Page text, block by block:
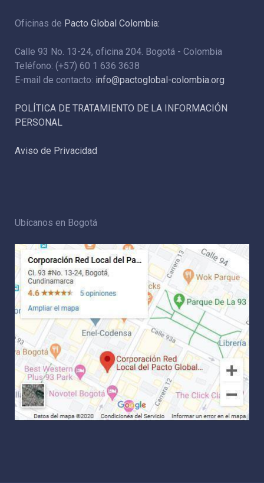
Oficinas de Pacto Global Colombia:
Calle 93 No. 13-24, oficina 204. Bogotá - Colombia
Teléfono: (+57) 60 1 636 3638
E-mail de contacto: info@pactoglobal-colombia.org
POLÍTICA DE TRATAMIENTO DE LA INFORMACIÓN
PERSONAL
Aviso de Privacidad
Ubícanos en Bogotá